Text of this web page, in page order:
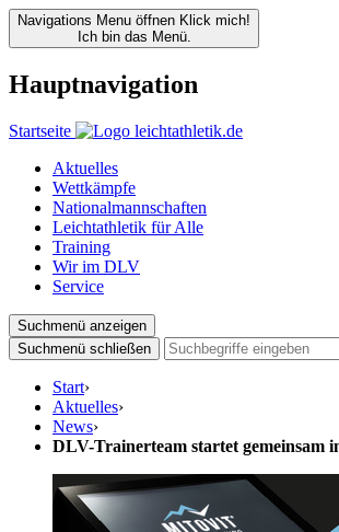
Navigations Menu öffnen Klick mich!
Ich bin das Menü.
Hauptnavigation
Startseite
Aktuelles
Wettkämpfe
Nationalmannschaften
Leichtathletik für Alle
Training
Wir im DLV
Service
Suchmenü anzeigen
Suchmenü schließen
Start›
Aktuelles›
News›
DLV-Trainerteam startet gemeinsam